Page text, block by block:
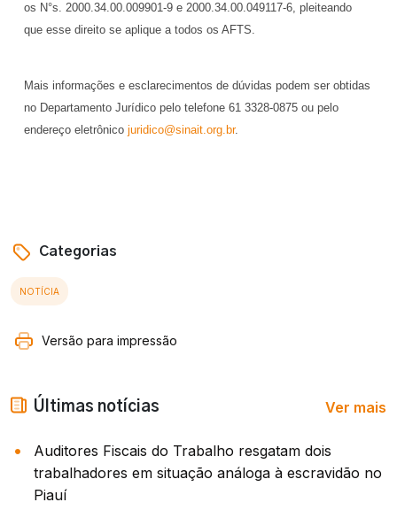
os N°s. 2000.34.00.009901-9 e 2000.34.00.049117-6, pleiteando
que esse direito se aplique a todos os AFTS.
Mais informações e esclarecimentos de dúvidas podem ser obtidas
no Departamento Jurídico pelo telefone 61 3328-0875 ou pelo
endereço eletrônico juridico@sinait.org.br.
Categorias
NOTÍCIA
Versão para impressão
Últimas notícias Ver mais
Auditores Fiscais do Trabalho resgatam dois
trabalhadores em situação análoga à escravidão no
Piauí